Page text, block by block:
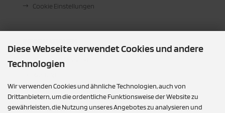
Cookie Einstellungen
Zahlung & Versand
Sitemap
Für Sie vor Ort
Diese Webseite verwendet Cookies und andere
Technologien
Wir verwenden Cookies und ähnliche Technologien, auch von
Drittanbietern, um die ordentliche Funktionsweise der Website zu
gewährleisten, die Nutzung unseres Angebotes zu analysieren und